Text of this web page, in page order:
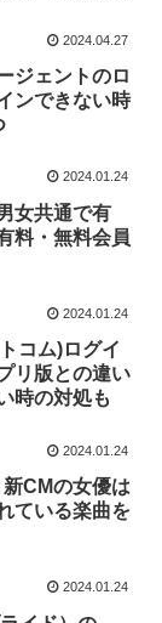
2024.04.27
ジェントのロ
ンできない時
2024.01.24
女共通で有
料・無料会員
2024.01.24
コム)ログイ
リ版との違い
時の対処も
2024.01.24
CMの女優は
ている楽曲を
2024.01.24